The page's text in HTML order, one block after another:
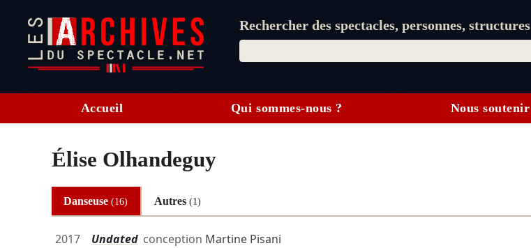
Rechercher des spectacles, personnes, structures
Accueil Qui sommes-nous ? Nous soutenir
Élise Olhandeguy
Danseuse(16) Autres (1)
2017 Undatedconception Martine Pisani